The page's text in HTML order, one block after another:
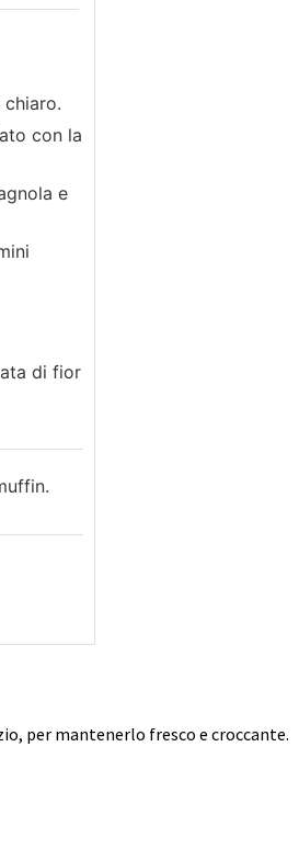
con la
e
di fior
per mantenerlo fresco e croccante.